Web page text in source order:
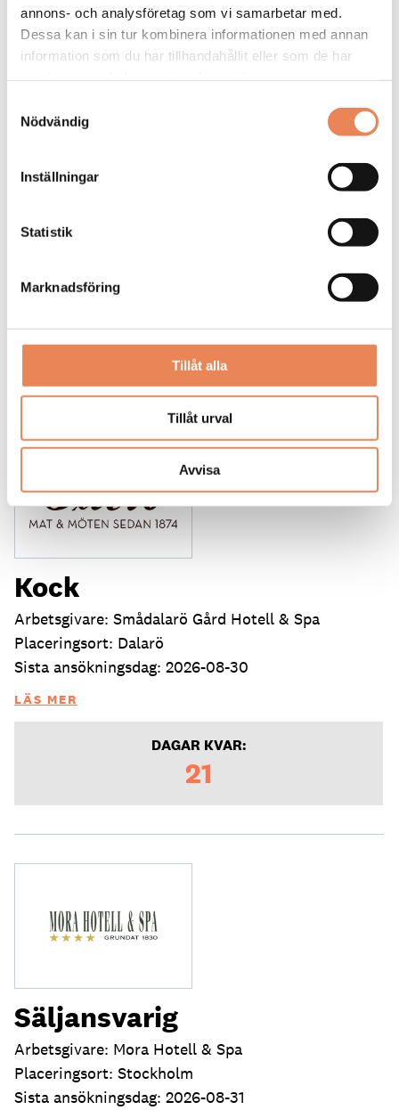
annons- och analysföretag som vi samarbetar med.
Dessa kan i sin tur kombinera informationen med annan
information som du har tillhandahållit eller som de har
Nödvändig
Inställningar
Statistik
Marknadsföring
Tillåt alla
Tillåt urval
Avvisa
General
Arbetsgivare: Quality Hotel Grand
Sista ansökningsdag: 2026-09-04
26
Kock
Arbetsgivare: Smådalarö Gård Hotell & Spa
Placeringsort: Dalarö
Sista ansökningsdag: 2026-08-30
LÄS MER
DAGAR KVAR:
21
Säljansvarig
Arbetsgivare: Mora Hotell & Spa
Placeringsort: Stockholm
Sista ansökningsdag: 2026-08-31